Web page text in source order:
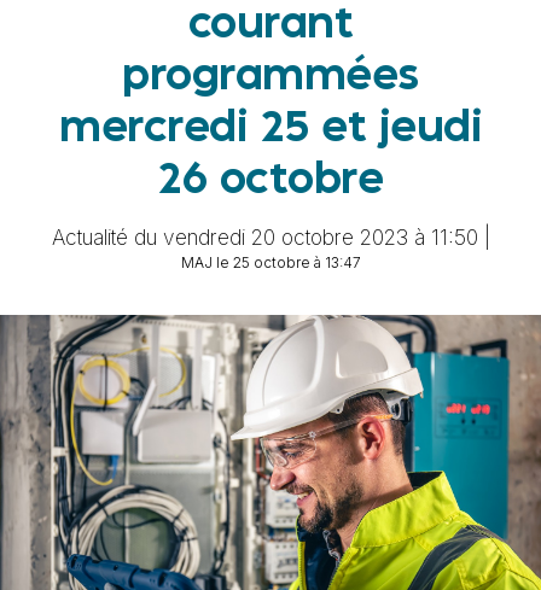
courant
programmées
mercredi 25 et jeudi
26 octobre
Actualité du vendredi 20 octobre 2023 à 11:50 |
MAJ le 25 octobre à 13:47